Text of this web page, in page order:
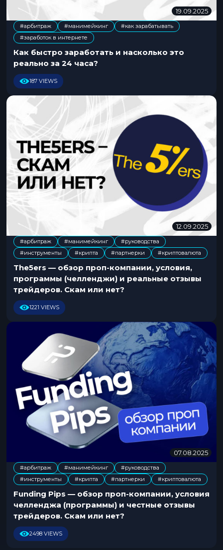
19.09.20251
4
5
#арбитраж
,
#манимейкинг
#как зарабатывать
,
#заработок в интернете
Как быстро заработать и насколько это
реально за 24 часа?
187 VIEWS
12.09.20252
0
#арбитраж
,
#манимейкинг
,
#руководства
,
#инструменты #крипта
, #партнерки
, #криптовалюта
The5ers — обзор проп-компании, условия,
программы (челленджи) и реальные отзывы
трейдеров. Скам или нет?
1221 VIEWS
07.08.20252
0
0
#арбитраж
,
#манимейкинг
,
#руководства
,
#инструменты #крипта
, #партнерки
, #криптовалюта
Funding Pips — обзор проп-компании, условия
челленджа (программы) и честные отзывы
трейдеров. Скам или нет?
2498 VIEWS